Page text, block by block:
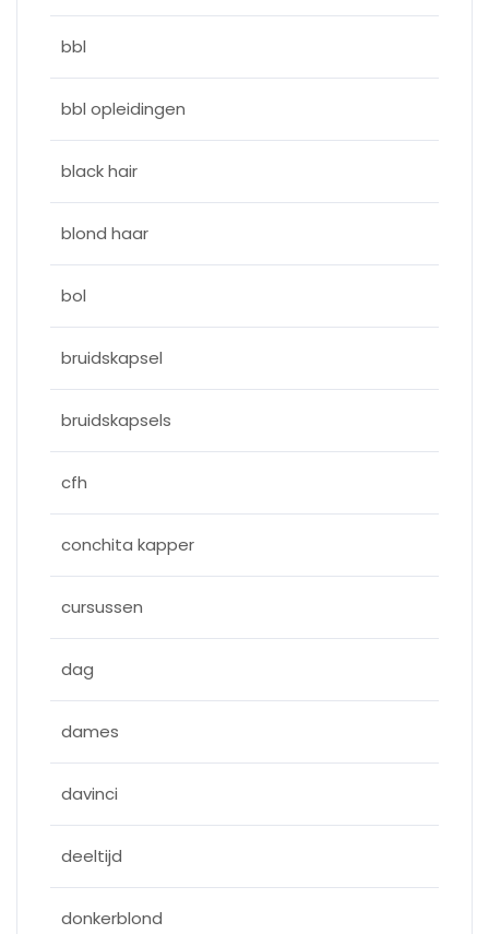
bbl
bbl opleidingen
black hair
blond haar
bol
bruidskapsel
bruidskapsels
cfh
conchita kapper
cursussen
dag
dames
davinci
deeltijd
donkerblond